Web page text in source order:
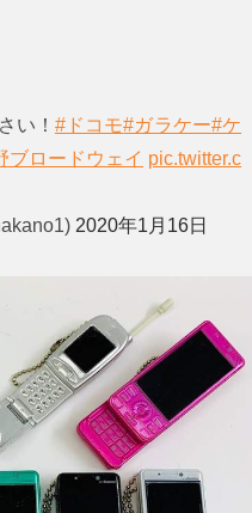
い！ #ドコモ#ガラケー#ケ
ブロードウェイ pic.twitter.c
2020年1月16日